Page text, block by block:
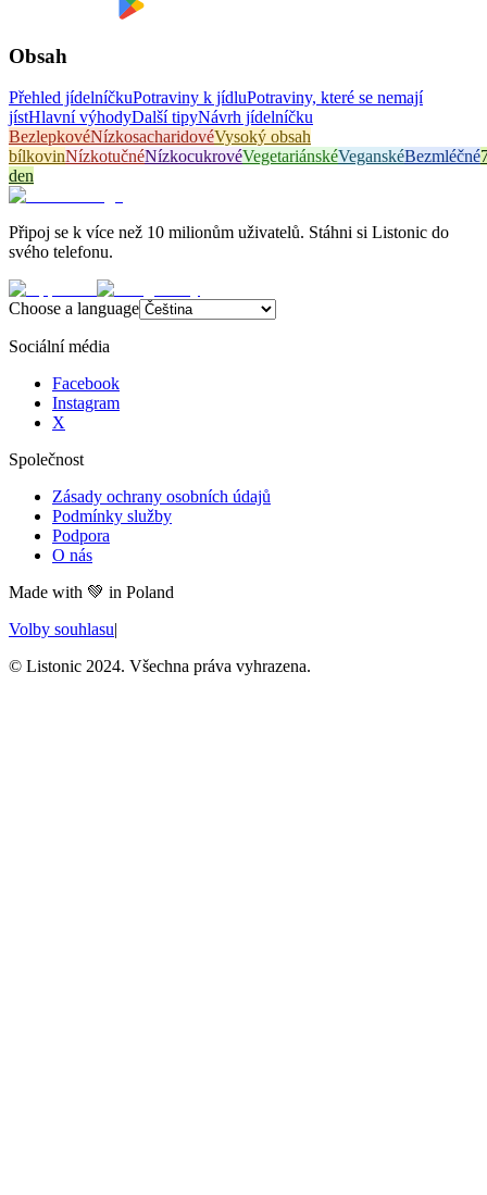
Obsah
Přehled jídelníčkuPotraviny k jídluPotraviny, které se nemají
jístHlavní výhodyDalší tipyNávrh jídelníčku
BezlepkovéNízkosacharidovéVysoký obsah
bílkovinNízkotučnéNízkocukrovéVegetariánskéVeganskéBezmléčné
den
Připoj se k více než 10 milionům uživatelů. Stáhni si Listonic do
svého telefonu.
Choose a language
Sociální média
Facebook
Instagram
X
Společnost
Zásady ochrany osobních údajů
Podmínky služby
Podpora
O nás
Made with 💚 in Poland
Volby souhlasu|
© Listonic 2024. Všechna práva vyhrazena.